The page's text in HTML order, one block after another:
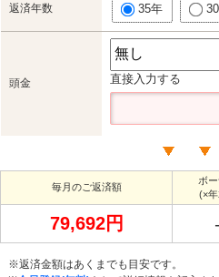
返済年数 35年
頭金 直接入力する
毎月のご返済額
ボ
(×
79,692円
※返済金額はあくまでも目安です。